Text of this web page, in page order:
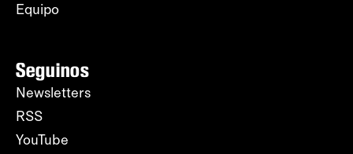
Equipo
Seguinos
Newsletters
RSS
YouTube